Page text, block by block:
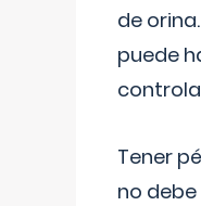
de
puede
Tener
no